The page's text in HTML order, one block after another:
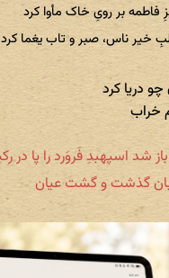
فاطمه بر رویِ خاک مأوا کرد
خیر ناس، صبر و تاب یغما کرد
دریا کرد
خراب